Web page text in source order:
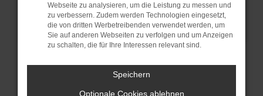
Unser spezieller Service
Webseite zu analysieren, um die Leistung zu messen und
zu verbessern. Zudem werden Technologien eingesetzt,
die von dritten Werbetreibenden verwendet werden, um
Sie auf anderen Webseiten zu verfolgen und um Anzeigen
zu schalten, die für Ihre Interessen relevant sind.
Speichern
Optionale Cookies ablehnen